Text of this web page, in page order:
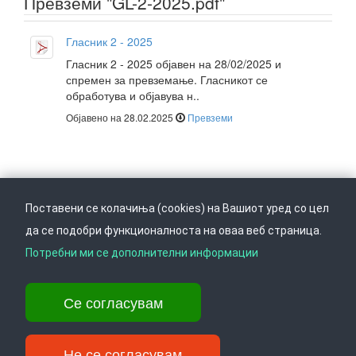
Гласник 2 - 2025
Гласник 2 - 2025 објавен на 28/02/2025 и
спремен за превземање. Гласникот се
обработува и објавува н..
Објавено на 28.02.2025 Превземи
Врати се горе Следете не на
Ул. Даме Груев 14, Катна гаража Беко на 1-виот кат, 1000 Скопје,
Тел: +389 2 3103 601 (641), Факс: +389 2 3137 149 |
info@ippo.gov.mk
Поставени се колачиња (cookies) на Вашиот уред со цел
да се подобри функционалноста на оваа веб страница.
Потребни ми се дополнителни информации
Се согласувам